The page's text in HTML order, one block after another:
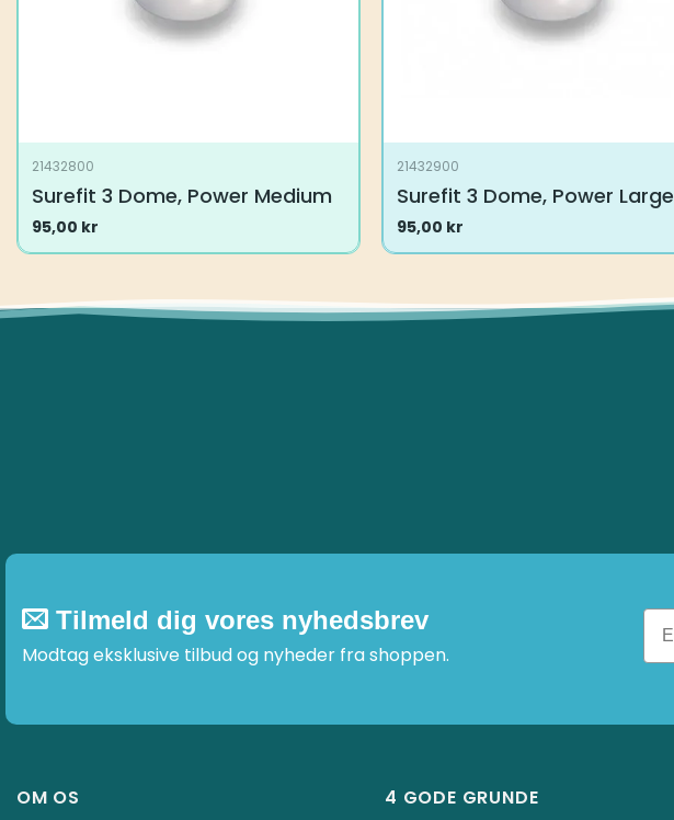
21432800
Surefit 3 Dome, Power Medium
95,00 kr
21432900
Surefit 3 Dome, Power Large
95,00 kr
Tilmeld dig vores nyhedsbrev
Modtag eksklusive tilbud og nyheder fra shoppen.
OM OS 4 GODE GRUNDE